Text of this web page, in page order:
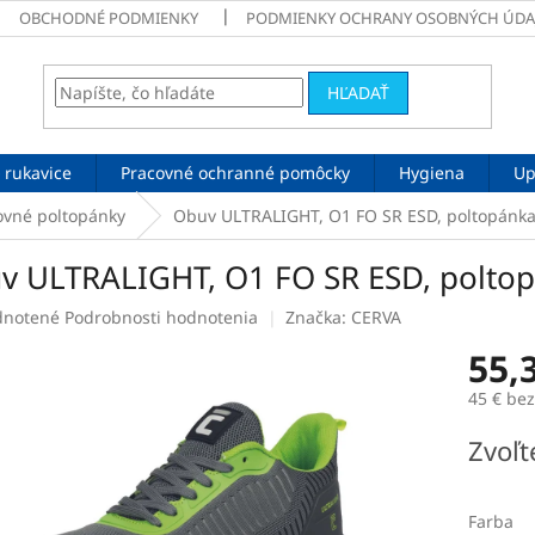
OBCHODNÉ PODMIENKY PODMIENKY OCHRANY OSOBNÝCH
HĽADAŤ
rukavice Pracovné ochranné pomôcky Hygiena
poltopánky Obuv ULTRALIGHT, O1 FO SR ESD, poltopánka
ULTRALIGHT, O1 FO SR ESD,
Podrobnosti hodnotenia Značka: CERVA
45 €
cena:
Farba